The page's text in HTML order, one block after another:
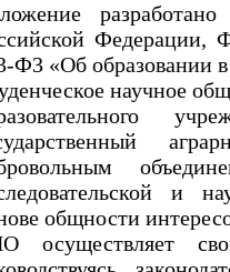
разработано
Федерации,
Ф3 «Об образовании
научное
и
общности
осуществляет